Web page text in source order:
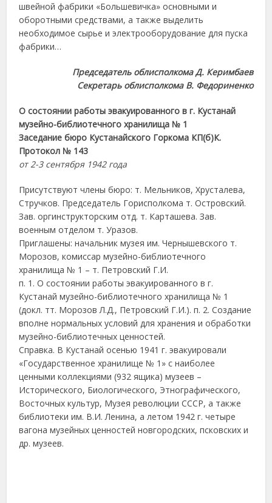
швейной фабрики «Большевичка» основными и
оборотными средствами, а также выделить
необходимое сырье и электрооборудование для пуска
фабрики…
Председатель облисполкома Д. Керимбаев
Секретарь облисполкома В. Федориненко
О состоянии работы эвакуированного в г. Кустанай
музейно-библиотечного хранилища № 1
Заседание бюро Кустанайского Горкома КП(б)К.
Протокол № 143
от 2-3 сентября 1942 года
Присутствуют члены бюро: т. Мельников, Хрусталева,
Стручков. Председатель Горисполкома т. Островский.
Зав. оргинструкторским отд. т. Карташева. Зав.
военным отделом т. Уразов.
Приглашены: начальник музея им. Чернышевского т.
Морозов, комиссар музейно-библиотечного
хранилища № 1 – т. Петровский Г.И.
п. 1. О состоянии работы эвакуированного в г.
Кустанай музейно-библиотечного хранилища № 1
(докл. тт. Морозов Л.Д., Петровский Г.И.). п. 2. Создание
вполне нормальных условий для хранения и обработки
музейно-библиотечных ценностей.
Справка. В Кустанай осенью 1941 г. эвакуировали
«Государственное хранилище № 1» с наиболее
ценными коллекциями (932 ящика) музеев –
Исторического, Биологического, Этнографического,
Восточных культур, Музея революции СССР, а также
библиотеки им. В.И. Ленина, а летом 1942 г. четыре
вагона музейных ценностей новгородских, псковских и
др. музеев.